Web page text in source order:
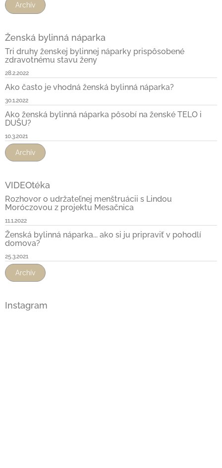
Archív
Ženská bylinná náparka
Tri druhy ženskej bylinnej náparky prispôsobené
zdravotnému stavu ženy
28.2.2022
Ako často je vhodná ženská bylinná náparka?
30.1.2022
Ako ženská bylinná náparka pôsobí na ženské TELO i
DUŠU?
10.3.2021
Archív
VIDEOtéka
Rozhovor o udržateľnej menštruácii s Lindou
Moróczovou z projektu Mesačnica
11.1.2022
Ženská bylinná náparka... ako si ju pripraviť v pohodlí
domova?
25.3.2021
Archív
Instagram